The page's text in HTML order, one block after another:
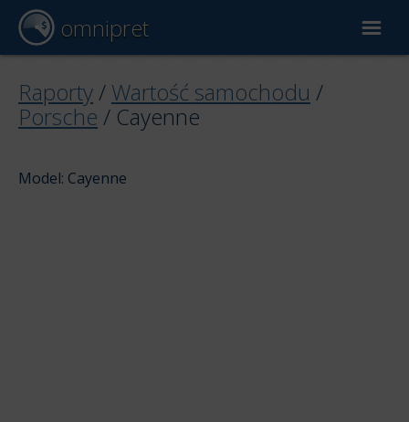
omnipret
Wycena samochodu
Raporty / Wartość samochodu /
Porsche / Cayenne
Model: Cayenne